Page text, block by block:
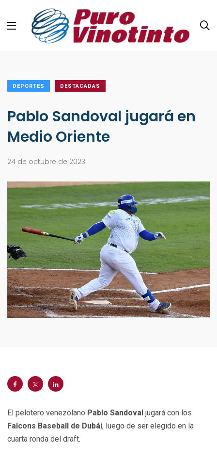
DEPORTES DESTACADAS
Pablo Sandoval jugará en
Medio Oriente
24 de octubre de 2023
El pelotero venezolano Pablo Sandoval jugará con los
Falcons Baseball de Dubái, luego de ser elegido en la
cuarta ronda del draft.